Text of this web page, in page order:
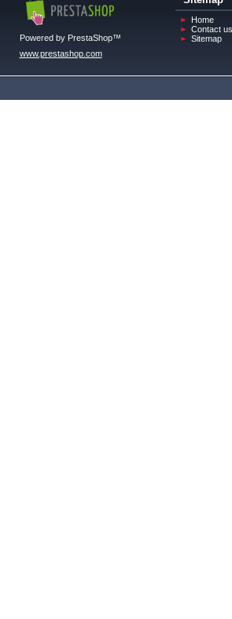
Powered by PrestaShop™
www.prestashop.com
Home
Contact us
Sitemap